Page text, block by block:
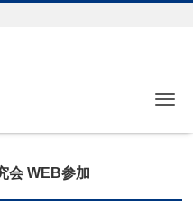
会 WEB参加